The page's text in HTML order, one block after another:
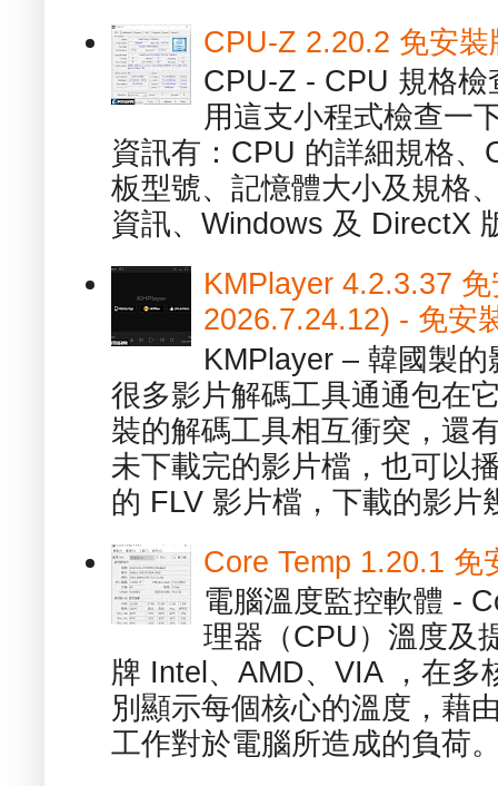
CPU-Z 2.20.2 免安
CPU-Z - CPU 規格
用這支小程式檢查一
資訊有：CPU 的詳細規格
板型號、記憶體大小及規格
資訊、Windows 及 DirectX
KMPlayer 4.2.3.37
2026.7.24.12) - 免安
KMPlayer – 韓國製
很多影片解碼工具通通包在
裝的解碼工具相互衝突，還
未下載完的影片檔，也可以
的 FLV 影片檔，下載的影片
Core Temp 1.20.1 免
電腦溫度監控軟體 -
理器（CPU）溫度及
牌 Intel、AMD、VIA ，在多
別顯示每個核心的溫度，藉
工作對於電腦所造成的負荷